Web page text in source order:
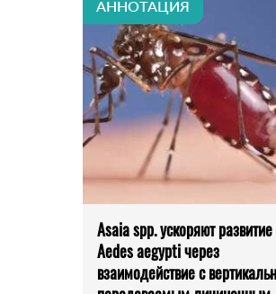
АННОТАЦИЯ
Asaia spp. ускоряют развитие
Aedes aegypti через
взаимодействие с